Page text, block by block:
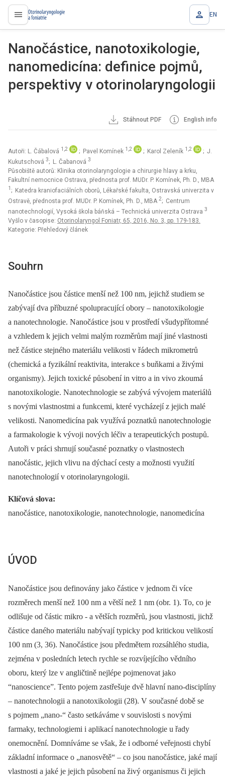
proLékaře.cz EN
Nanočástice, nanotoxikologie,
nanomedicína: definice pojmů,
perspektivy v otorinolaryngologii
Stáhnout PDF English info
Autoři: L. Čábalová 1,2 ; Pavel Komínek 1,2 ; Karol Zeleník 1,2
; J.
Kukutschová 3; L. Čabanová 3
Působiště autorů: Klinika otorinolaryngologie a chirurgie hlavy a krku,
Fakultní nemocnice Ostrava, přednosta prof. MUDr. P. Komínek, Ph. D., MBA
1 ; Katedra kraniofaciálních oborů, Lékařské fakulta, Ostravská univerzita v
Ostravě, přednosta prof. MUDr. P. Komínek, Ph. D., MBA 2; Centrum
nanotechnologií, Vysoká škola báňská – Technická univerzita Ostrava 3
Vyšlo v časopise: Otorinolaryngol Foniatr, 65, 2016, No. 3, pp. 179-183.
Kategorie: Přehledový článek
Souhrn
Nanočástice jsou částice menší než 100 nm, jejichž studiem se
zabývají dva příbuzné spolupracující obory –⁠ nanotoxikologie
a nanotechnologie. Nanočástice jsou v prostředí všudypřítomné
a vzhledem k jejich velmi malým rozměrům mají jiné vlastnosti
než částice stejného materiálu velikosti v řádech mikrometrů
(chemická a fyzikální reaktivita, interakce s buňkami a živými
organismy). Jejich toxické působení in vitro a in vivo zkoumá
nanotoxikologie. Nanotechnologie se zabývá vývojem materiálů
s novými vlastnostmi a funkcemi, které vycházejí z jejich malé
velikosti. Nanomedicína pak využívá poznatků nanotechnologie
a farmakologie k vývoji nových léčiv a terapeutických postupů.
Autoři v práci shrnují současné poznatky o vlastnostech
nanočástic, jejich vlivu na dýchací cesty a možnosti využití
nanotechnologií v otorinolaryngologii.
Klíčová slova:
nanočástice, nanotoxikologie, nanotechnologie, nanomedicína
ÚVOD
Nanočástice jsou definovány jako částice v jednom či více
rozměrech menší než 100 nm a větší než 1 nm (obr. 1). To, co je
odlišuje od částic mikro -⁠ a větších rozměrů, jsou vlastnosti, jichž
částice daného materiálu nabývají typicky pod kritickou velikostí
100 nm (3, 36). Nanočástice jsou předmětem rozsáhlého studia,
zejména v posledních letech rychle se rozvíjejícího vědního
oboru, který lze v angličtině nejlépe pojmenovat jako
“nanoscience”. Tento pojem zastřešuje dvě hlavní nano-disciplíny
–⁠ nanotechnologii a nanotoxikologii (28). V současné době se
s pojmem „nano-“ často setkáváme v souvislosti s novými
farmaky, technologiemi i aplikací nanotechnologie u řady
onemocnění. Domníváme se však, že i odborné veřejnosti chybí
základní informace o „nanosvětě“ –⁠ co jsou nanočástice, jaké mají
vlastnosti a jaké je jejich působení na živý organismus či jejich